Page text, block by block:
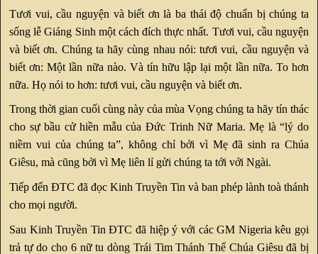
Tươi vui, cầu nguyện và biết ơn là ba thái độ chuẩn bị chúng ta
sống lễ Giáng Sinh một cách đích thực nhất. Tươi vui, cầu nguyện
và biết ơn. Chúng ta hãy cùng nhau nói: tươi vui, cầu nguyện và
biết ơn: Một lần nữa nào. Và tín hữu lập lại một lần nữa. To hơn
nữa. Họ nói to hơn: tươi vui, cầu nguyện và biết ơn.
Trong thời gian cuối cùng này của mùa Vọng chúng ta hãy tín thác
cho sự bầu cử hiền mẫu của Đức Trinh Nữ Maria. Mẹ là “lý do
niềm vui của chúng ta”, không chỉ bởi vì Mẹ đã sinh ra Chúa
Giêsu, mà cũng bởi vì Mẹ liên lỉ gửi chúng ta tới với Ngài.
Tiếp đến ĐTC đã đọc Kinh Truyền Tin và ban phép lành toà thánh
cho mọi người.
Sau Kinh Truyền Tin ĐTC đã hiệp ý với các GM Nigeria kêu gọi
trả tự do cho 6 nữ tu dòng Trái Tim Thánh Thể Chúa Giêsu đã bị